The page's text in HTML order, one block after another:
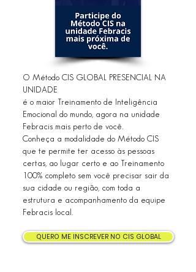
O Método CIS GLOBAL PRESENCIAL NA
UNIDADE
é o maior Treinamento de Inteligência
Emocional do mundo, agora na unidade
Febracis mais perto de você.
Conheça a modalidade do Método CIS
que te permite ter acesso às pessoas
certas, ao lugar certo e ao Treinamento
100% completo sem você precisar sair da
sua cidade ou região , com toda a
estrutura e acompanhamento da equipe
Febracis local.
QUERO ME INSCREVER NO CIS GLOBAL